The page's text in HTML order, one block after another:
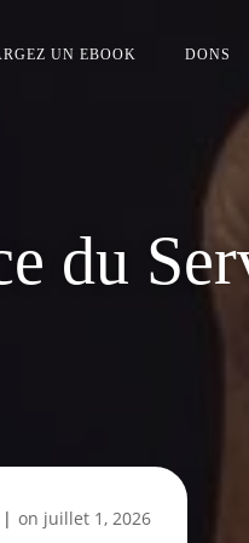
UN EBOOK DONS
du
| on juillet 1, 2026